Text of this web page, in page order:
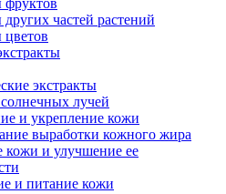
фруктов
частей растений
цветов
экстракты
лучей
и укрепление кожи
выработки кожного жира
кожи и улучшение ее
и питание кожи